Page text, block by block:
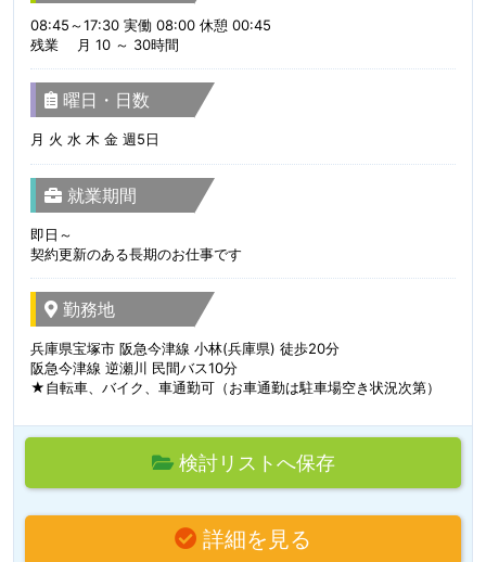
08:45～17:30 実働 08:00 休憩 00:45
残業 月 10 ～ 30時間
曜日・日数
月 火 水 木 金 週5日
就業期間
即日～
契約更新のある長期のお仕事です
勤務地
兵庫県宝塚市 阪急今津線 小林(兵庫県) 徒歩20分
阪急今津線 逆瀬川 民間バス10分
★自転車、バイク、車通勤可（お車通勤は駐車場空き状況次第）
検討リストへ保存
詳細を見る